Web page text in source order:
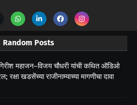
Random Posts
महाजन–विजय चौधरी यांची कथित ऑडिओ
रक्षा खडसेंच्या राजीनाम्याच्या मागणीचा दावा